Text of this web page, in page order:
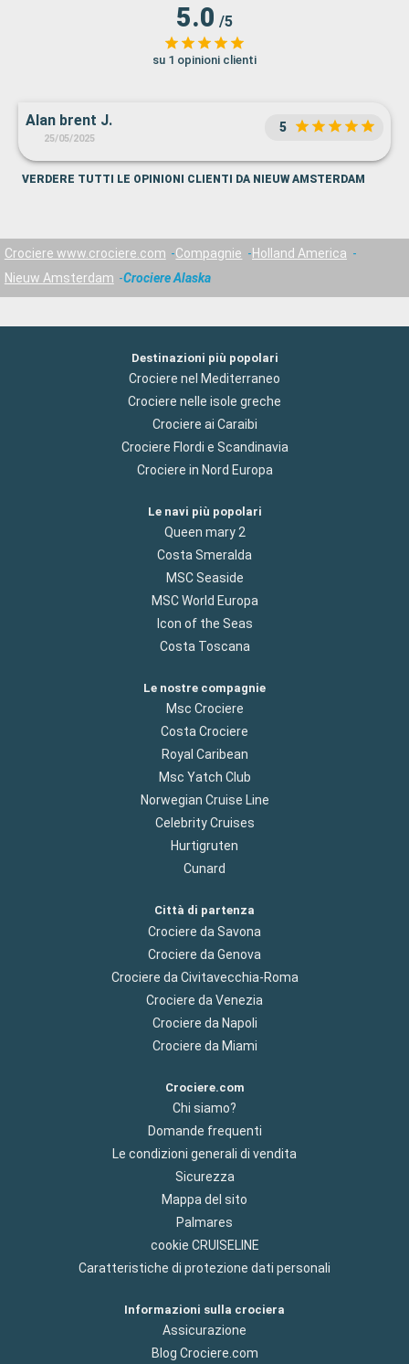
5.0 /5
su 1 opinioni clienti
Alan brent J.
25/05/2025
5
VERDERE TUTTI LE OPINIONI CLIENTI DA NIEUW AMSTERDAM
Crociere www.crociere.com Compagnie
Holland America
Nieuw Amsterdam
Crociere Alaska
Destinazioni più popolari
Crociere nel Mediterraneo
Crociere nelle isole greche
Crociere ai Caraibi
Crociere Flordi e Scandinavia
Crociere in Nord Europa
Le navi più popolari
Queen mary 2
Costa Smeralda
MSC Seaside
MSC World Europa
Icon of the Seas
Costa Toscana
Le nostre compagnie
Msc Crociere
Costa Crociere
Royal Caribean
Msc Yatch Club
Norwegian Cruise Line
Celebrity Cruises
Hurtigruten
Cunard
Città di partenza
Crociere da Savona
Crociere da Genova
Crociere da Civitavecchia-Roma
Crociere da Venezia
Crociere da Napoli
Crociere da Miami
Crociere.com
Chi siamo?
Domande frequenti
Le condizioni generali di vendita
Sicurezza
Mappa del sito
Palmares
cookie CRUISELINE
Caratteristiche di protezione dati personali
Informazioni sulla crociera
Assicurazione
Blog Crociere.com